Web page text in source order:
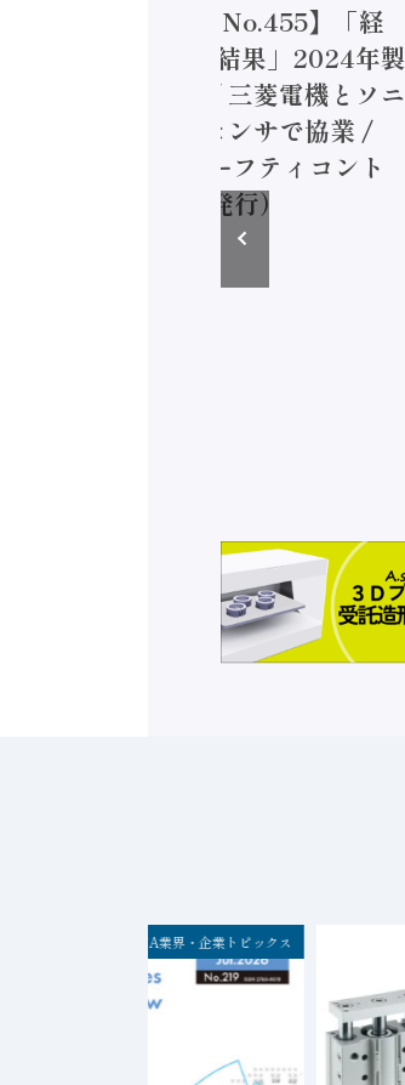
トメーション新聞 No.455】「経
実態調査二次集計結果」2024年製
加価値額86兆円 / 三菱電機とソニ
コン AIビジョンセンサで協業 /
安全に動かすセーフティコント
（2026年8月5日発行）
FA業界・企業トピックス